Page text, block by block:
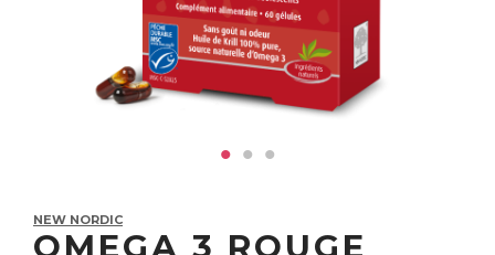
NEW NORDIC
OMEGA 3 ROUGE